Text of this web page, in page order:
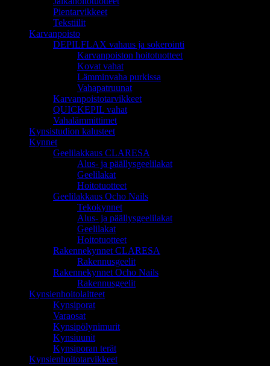
Pientarvikkeet
Tekstiilit
Karvanpoisto
DEPILFLAX vahaus ja sokerointi
Karvanpoiston hoitotuotteet
Kovat vahat
Lämminvaha purkissa
Vahapatruunat
Karvanpoistotarvikkeet
QUICKEPIL vahat
Vahalämmittimet
Kynsistudion kalusteet
Kynnet
Geelilakkaus CLARESA
Alus- ja päällysgeelilakat
Geelilakat
Hoitotuotteet
Geelilakkaus Ocho Nails
Tekokynnet
Alus- ja päällysgeelilakat
Geelilakat
Hoitotuotteet
Rakennekynnet CLARESA
Rakennusgeelit
Rakennekynnet Ocho Nails
Rakennusgeelit
Kynsienhoitolaitteet
Kynsiporat
Varaosat
Kynsipölynimurit
Kynsiuunit
Kynsiporan terät
Kynsienhoitotarvikkeet